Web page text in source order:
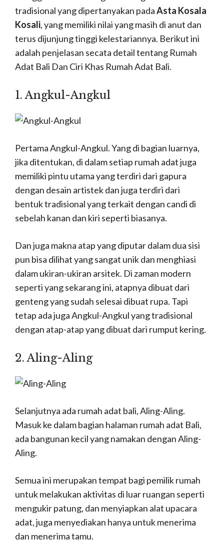
tradisional yang dipertanyakan padaAsta Kosala
Kosali, yang memiliki nilai yang masih di anut dan
terus dijunjung tinggi kelestariannya. Berikut ini
adalah penjelasan secata detail tentang Rumah
Adat Bali Dan Ciri Khas Rumah Adat Bali.
1. Angkul-Angkul
Pertama Angkul-Angkul.Yang di bagian luarnya,
jika ditentukan, di dalam setiap rumah adat juga
memiliki pintu utama yang terdiri dari gapura
dengan desain artistek dan juga terdiri dari
bentuk tradisional yang terkait dengan candi di
sebelah kanan dan kiri seperti biasanya.
Dan juga makna atap yang diputar dalam dua sisi
pun bisa dilihat yang sangat unik dan menghiasi
dalam ukiran-ukiran arsitek. Di zaman modern
seperti yang sekarang ini, atapnya dibuat dari
genteng yang sudah selesai dibuat rupa. Tapi
tetap ada juga Angkul-Angkul yang tradisional
dengan atap-atap yang dibuat dari rumput kering.
2. Aling-Aling
Selanjutnya ada rumah adat bali, Aling-Aling.
Masuk ke dalam bagian halaman rumah adat Bali,
ada bangunan kecil yang namakan dengan Aling-
Aling.
Semua ini merupakan tempat bagi pemilik rumah
untuk melakukan aktivitas di luar ruangan seperti
mengukir patung, dan menyiapkan alat upacara
adat, juga menyediakan hanya untuk menerima
dan menerima tamu.